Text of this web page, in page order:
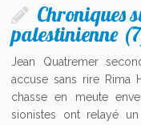
Chroniques
palestinienne
Jean Quatremer
accuse sans rire Rima
chasse en meute
sionistes ont relayé